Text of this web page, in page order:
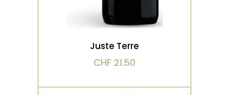
VOIR LE PRODUIT
Juste Terre
CHF 21.50